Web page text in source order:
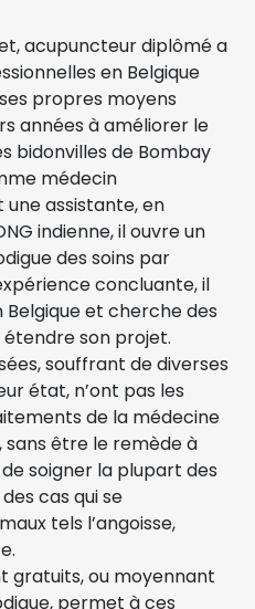
acupuncteur diplômé a
en Belgique
propres moyens
années à améliorer le
bidonvilles de Bombay
médecin
assistante, en
indienne, il ouvre un
des soins par
concluante, il
et cherche des
son projet.
souffrant de diverses
état, n’ont pas les
de la médecine
sans être le remède à
soigner la plupart des
cas qui se
tels l’angoisse,
gratuits, ou moyennant
permet à ces